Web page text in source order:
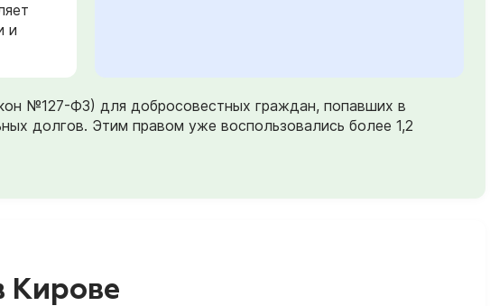
и
№127-ФЗ) для добросовестных граждан, попавших в
долгов. Этим правом уже воспользовались более 1,2
Кирове